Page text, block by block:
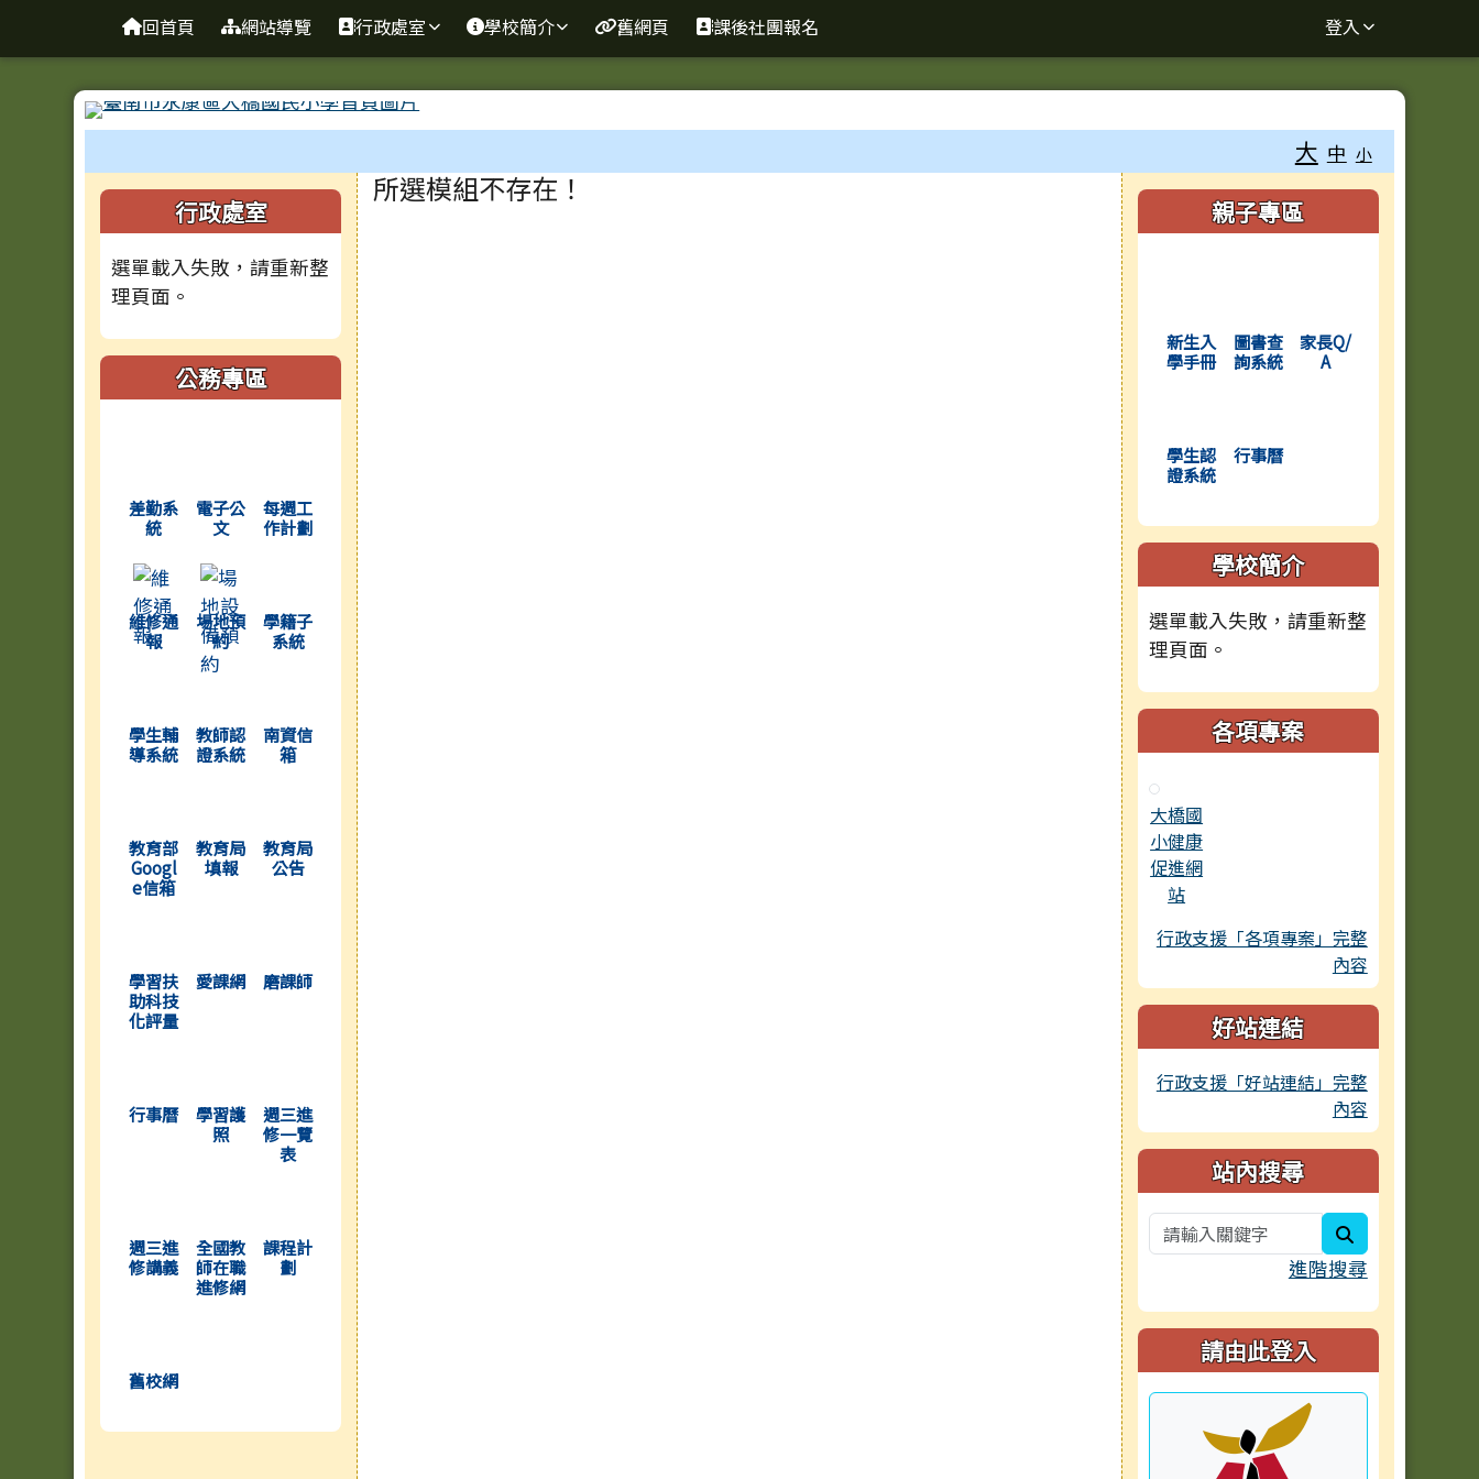
台南市大橋國小全球資訊網
回首頁 網站導覽 行政處室 學校簡介 舊網頁 課後社團報名 登入
大 中 小
左邊區域內容
行政處室
選單載入失敗，請重新整
理頁面。
公務專區
差勤系
統
電子公
文
每週工
作計劃
(另開新視窗)
維修通
報
(另開新視窗)
場地預
約
(另開新視窗)
學籍子
系統
(另開新視窗)
學生輔
導系統
教師認
證系統
南資信
箱
(另開新視窗)
教育部
Googl
e信箱
教育局
填報
教育局
公告
(另開新視窗)
學習扶
助科技
化評量
愛課網 磨課師
(另開新視窗)
行事曆
學習護
照
週三進
修一覽
表
(另開新視窗)
週三進
修講義
全國教
師在職
進修網
課程計
劃
(另開新視窗)
舊校網
主內容區域
所選模組不存在！ 右邊區域內容
親子專區
新生入
學手冊
圖書查
詢系統
家長Q/
A
學生認
證系統
行事曆
學校簡介
選單載入失敗，請重新整
理頁面。
各項專案
大橋國
小健康
促進網
站
行政支援「各項專案」完整
內容
好站連結
行政支援「好站連結」完整
內容
站內搜尋
進階搜尋
請由此登入
頁尾區域